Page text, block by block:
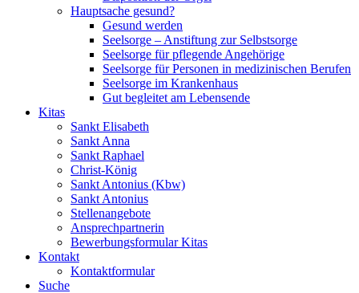
Hauptsache gesund?
Gesund werden
Seelsorge – Anstiftung zur Selbstsorge
Seelsorge für pflegende Angehörige
Seelsorge für Personen in medizinischen Berufen
Seelsorge im Krankenhaus
Gut begleitet am Lebensende
Kitas
Sankt Elisabeth
Sankt Anna
Sankt Raphael
Christ-König
Sankt Antonius (Kbw)
Sankt Antonius
Stellenangebote
Ansprechpartnerin
Bewerbungsformular Kitas
Kontakt
Kontaktformular
Suche